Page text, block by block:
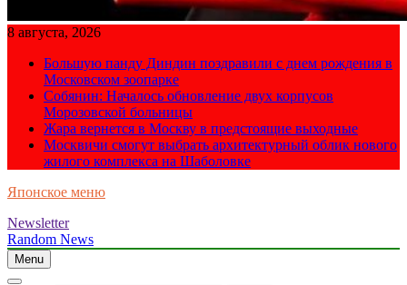
8 августа, 2026
Большую панду Диндин поздравили с днем рождения в
Московском зоопарке
Собянин: Началось обновление двух корпусов
Морозовской больницы
Жара вернется в Москву в предстоящие выходные
Москвичи смогут выбрать архитектурный облик нового
жилого комплекса на Шаболовке
Японское меню
Newsletter
Random News
Menu